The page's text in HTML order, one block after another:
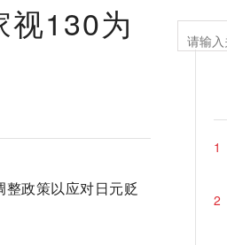
视130为
政策以应对日元贬
1
2